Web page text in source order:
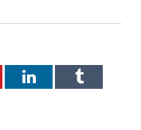
LinkedInTumblr